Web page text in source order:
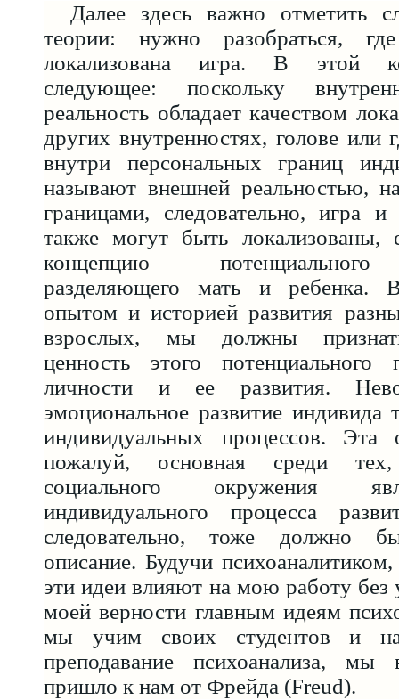
Далее здесь важно отметить
теории: нужно разобраться,
локализована игра. В этой
следующее: поскольку
реальность обладает качеством
других внутренностях, голове
внутри персональных границ
называют внешней реальностью,
границами, следовательно, игра
также могут быть локализованы,
концепцию потенциального
разделяющего мать и ребенка.
опытом и историей развития
взрослых, мы должны
ценность этого потенциального
личности и ее развития.
эмоциональное развитие индивида
индивидуальных процессов. Эта
пожалуй, основная среди
социального окружения
индивидуального процесса
следовательно, тоже должно
описание. Будучи
эти идеи влияют на мою работу без
моей верности главным идеям
мы учим своих студентов и
преподавание психоанализа,
пришло к нам от Фрейда (Freud).